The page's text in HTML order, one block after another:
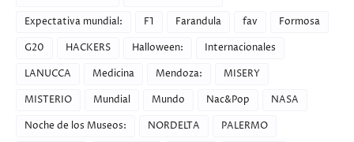
Expectativa mundial:
F1 Farandula fav
Formosa
G20
HACKERS Halloween:
Internacionales
LANUCCA
Medicina Mendoza:
MISERY
MISTERIO
Mundial Mundo Nac&Pop
NASA
Noche de los Museos:
NORDELTA
PALERMO